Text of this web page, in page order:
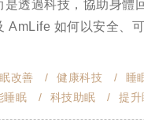
透過科技，協助身
AmLife 如何以安全、
改善 健康科技 睡
睡眠 科技助眠 提升